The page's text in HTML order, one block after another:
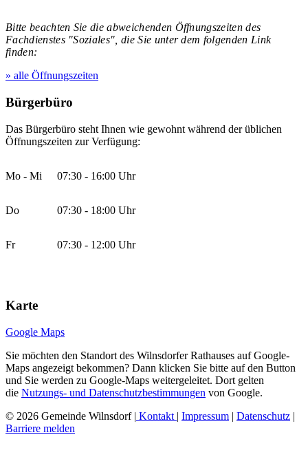
Bitte beachten Sie die abweichenden Öffnungszeiten des
Fachdienstes "Soziales", die Sie unter dem folgenden Link
finden:
» alle Öffnungszeiten
Bürgerbüro
Das Bürgerbüro steht Ihnen wie gewohnt während der üblichen
Öffnungszeiten zur Verfügung:
Mo - Mi 07:30 - 16:00 Uhr
Do 07:30 - 18:00 Uhr
Fr 07:30 - 12:00 Uhr
Karte
Google Maps
Sie möchten den Standort des Wilnsdorfer Rathauses auf Google-
Maps angezeigt bekommen? Dann klicken Sie bitte auf den Button
und Sie werden zu Google-Maps weitergeleitet. Dort gelten
die Nutzungs- und Datenschutzbestimmungen von Google.
© 2026 Gemeinde Wilnsdorf | Kontakt | Impressum | Datenschutz |
Barriere melden